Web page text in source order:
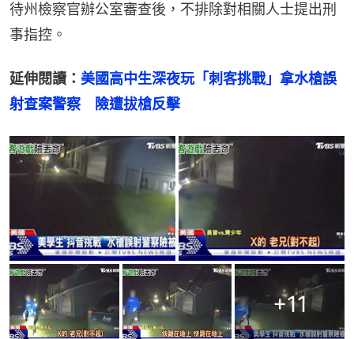
待州檢察官辦公室審查後，不排除對相關人士提出刑
事指控。
延伸閱讀： 美國高中生深夜玩「刺客挑戰」拿水槍誤
射查案警察　險遭拔槍反擊
+11